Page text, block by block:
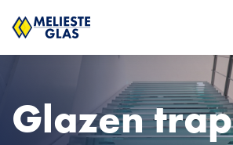
Glazen trap